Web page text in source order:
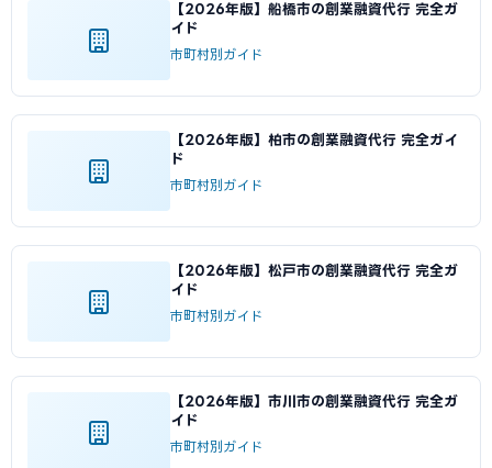
【2026年版】船橋市の創業融資代行 完全ガ
イド
市町村別ガイド
【2026年版】柏市の創業融資代行 完全ガイ
ド
市町村別ガイド
【2026年版】松戸市の創業融資代行 完全ガ
イド
市町村別ガイド
【2026年版】市川市の創業融資代行 完全ガ
イド
市町村別ガイド